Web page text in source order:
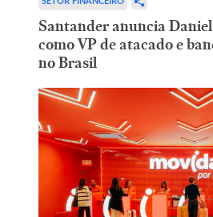
Santander anuncia
como VP de atacado e
no Brasil